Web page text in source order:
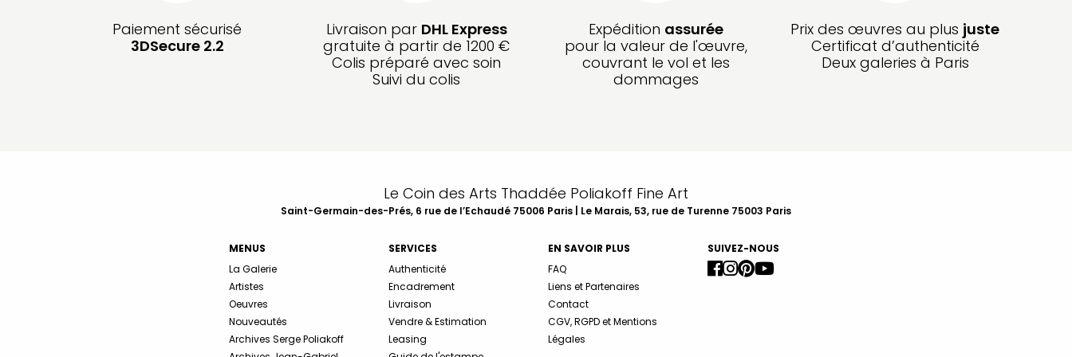
Paiement sécurisé
3DSecure 2.2
Livraison par DHL Express
gratuite à partir de 1200 €
Colis préparé avec soin
Suivi du colis
Expédition assurée
pour la valeur de l'œuvre,
couvrant le vol et les
dommages
Prix des œuvres au plus juste
Certificat d’authenticité
Deux galeries à Paris
Le Coin des Arts Thaddée Poliakoff Fine Art
Saint-Germain-des-Prés, 6 rue de l’Echaudé 75006 Paris | Le Marais, 53, rue de Turenne 75003 Paris
MENUS
La Galerie
Artistes
Oeuvres
Nouveautés
Archives Serge Poliakoff
SERVICES
Authenticité
Encadrement
Livraison
Vendre & Estimation
Leasing
EN SAVOIR PLUS
FAQ
Liens et Partenaires
Contact
CGV, RGPD et Mentions
Légales
SUIVEZ-NOUS